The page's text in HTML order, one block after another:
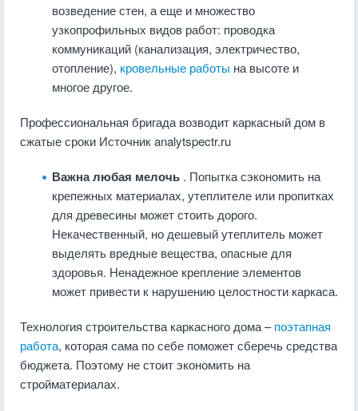
возведение стен, а еще и множество
узкопрофильных видов работ: проводка
коммуникаций (канализация, электричество,
отопление), кровельные работы на высоте и
многое другое.
Профессиональная бригада возводит каркасный дом в
сжатые сроки Источник analytspectr.ru
Важна любая мелочь . Попытка сэкономить на
крепежных материалах, утеплителе или пропитках
для древесины может стоить дорого.
Некачественный, но дешевый утеплитель может
выделять вредные вещества, опасные для
здоровья. Ненадежное крепление элементов
может привести к нарушению целостности каркаса.
Технология строительства каркасного дома –поэтапная
работа, которая сама по себе поможет сберечь средства
бюджета. Поэтому не стоит экономить на
стройматериалах.